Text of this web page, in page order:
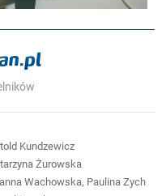
Kundzewicz
Żurowska
Wachowska, Paulina Zych